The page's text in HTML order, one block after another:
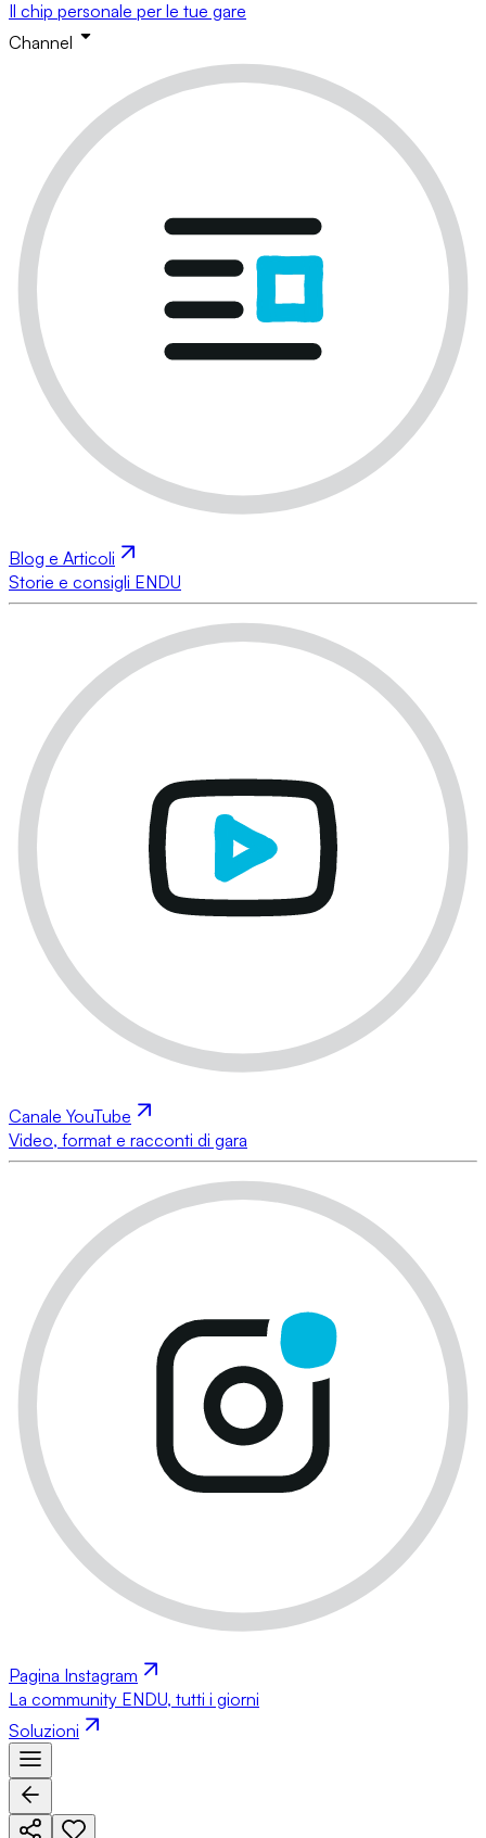
Il chip personale per le tue gare
Channel
Blog e Articoli
Storie e consigli ENDU
Canale YouTube
Video, format e racconti di gara
Pagina Instagram
La community ENDU, tutti i giorni
Soluzioni